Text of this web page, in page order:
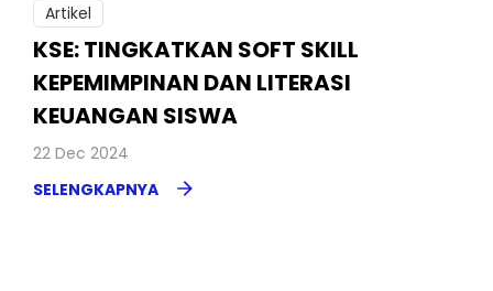
Artikel
KSE: TINGKATKAN SOFT SKILL
KEPEMIMPINAN DAN LITERASI
KEUANGAN SISWA
22 Dec 2024
SELENGKAPNYA